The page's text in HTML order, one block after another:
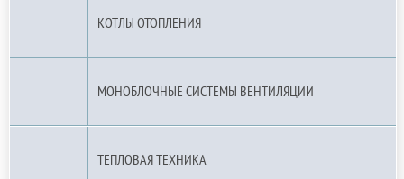
КОТЛЫ ОТОПЛЕНИЯ
МОНОБЛОЧНЫЕ СИСТЕМЫ ВЕНТИЛЯЦИИ
ТЕПЛОВАЯ ТЕХНИКА